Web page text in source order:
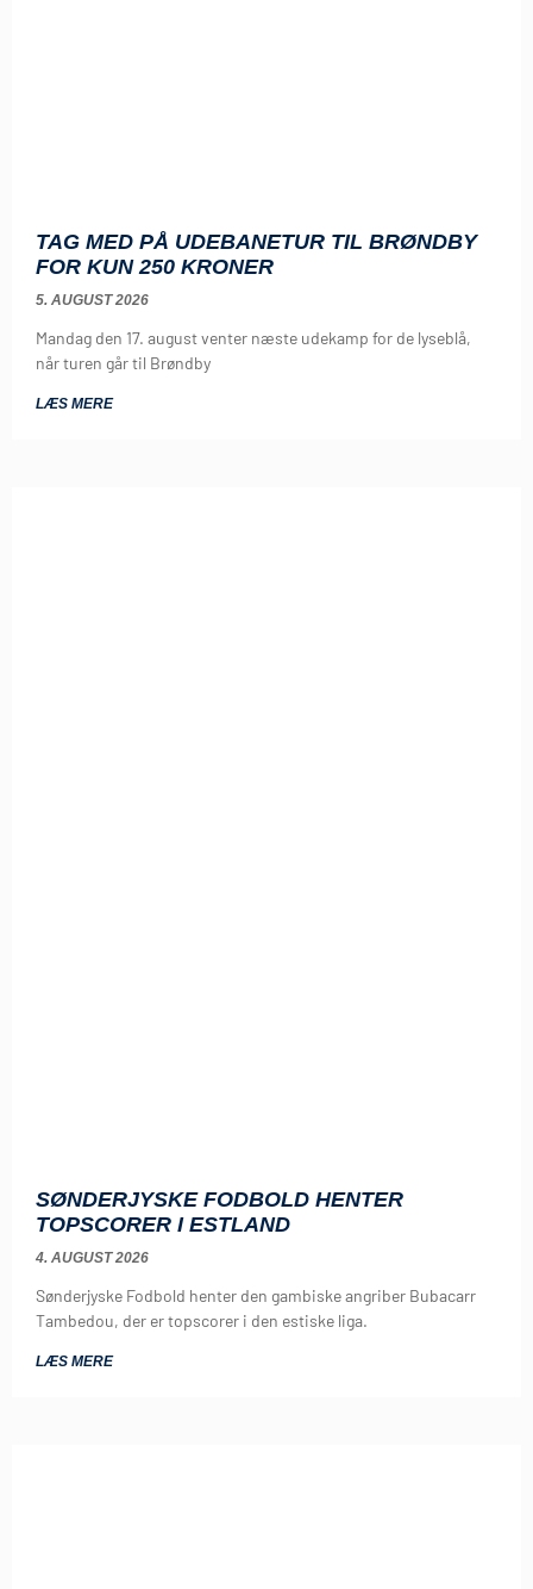
TAG MED PÅ UDEBANETUR TIL BRØNDBY
FOR KUN 250 KRONER
5. AUGUST 2026
Mandag den 17. august venter næste udekamp for de lyseblå,
når turen går til Brøndby
LÆS MERE
SØNDERJYSKE FODBOLD HENTER
TOPSCORER I ESTLAND
4. AUGUST 2026
Sønderjyske Fodbold henter den gambiske angriber Bubacarr
Tambedou, der er topscorer i den estiske liga.
LÆS MERE